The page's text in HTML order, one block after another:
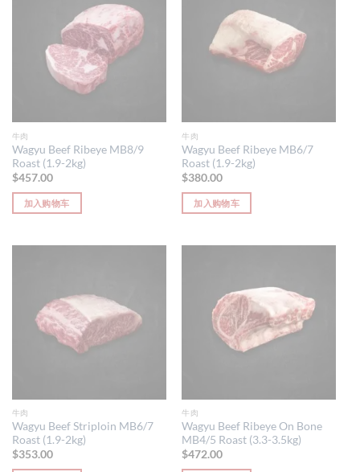
牛肉
Wagyu Beef Ribeye MB8/9
Roast (1.9-2kg)
$457.00
加入购物车
牛肉
Wagyu Beef Ribeye MB6/7
Roast (1.9-2kg)
$380.00
加入购物车
牛肉
Wagyu Beef Striploin MB6/7
Roast (1.9-2kg)
$353.00
牛肉
Wagyu Beef Ribeye On Bone
MB4/5 Roast (3.3-3.5kg)
$472.00